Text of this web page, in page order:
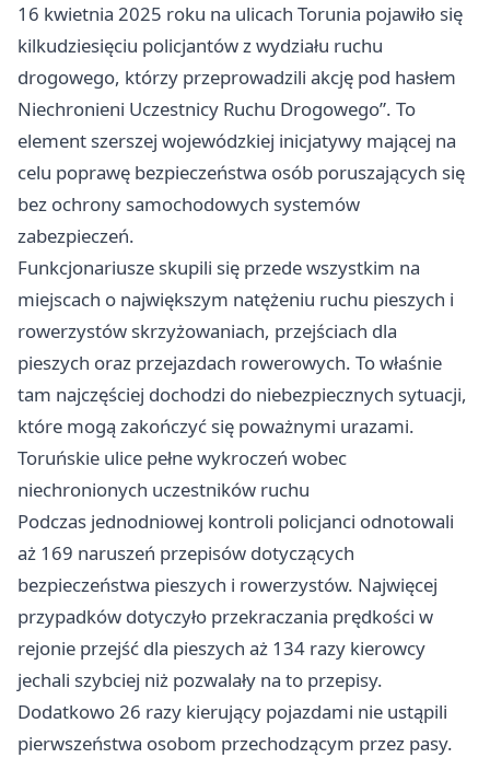
16 kwietnia 2025 roku na ulicach Torunia pojawiło się
kilkudziesięciu policjantów z wydziału ruchu
drogowego, którzy przeprowadzili akcję pod hasłem
Niechronieni Uczestnicy Ruchu Drogowego”. To
element szerszej wojewódzkiej inicjatywy mającej na
celu poprawę bezpieczeństwa osób poruszających się
bez ochrony samochodowych systemów
zabezpieczeń.
Funkcjonariusze skupili się przede wszystkim na
miejscach o największym natężeniu ruchu pieszych i
rowerzystów skrzyżowaniach, przejściach dla
pieszych oraz przejazdach rowerowych. To właśnie
tam najczęściej dochodzi do niebezpiecznych sytuacji,
które mogą zakończyć się poważnymi urazami.
Toruńskie ulice pełne wykroczeń wobec
niechronionych uczestników ruchu
Podczas jednodniowej kontroli policjanci odnotowali
aż 169 naruszeń przepisów dotyczących
bezpieczeństwa pieszych i rowerzystów. Najwięcej
przypadków dotyczyło przekraczania prędkości w
rejonie przejść dla pieszych aż 134 razy kierowcy
jechali szybciej niż pozwalały na to przepisy.
Dodatkowo 26 razy kierujący pojazdami nie ustąpili
pierwszeństwa osobom przechodzącym przez pasy.